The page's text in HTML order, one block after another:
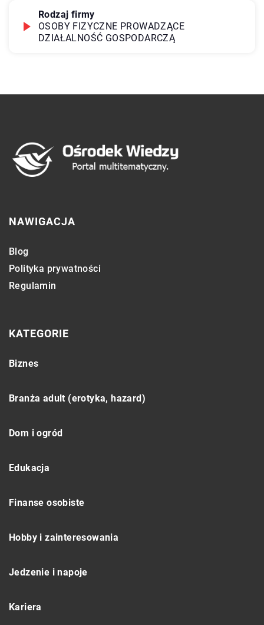
Rodzaj firmy
OSOBY FIZYCZNE PROWADZĄCE
DZIAŁALNOŚĆ GOSPODARCZĄ
NAWIGACJA
Blog
Polityka prywatności
Regulamin
KATEGORIE
Biznes
Branża adult (erotyka, hazard)
Dom i ogród
Edukacja
Finanse osobiste
Hobby i zainteresowania
Jedzenie i napoje
Kariera